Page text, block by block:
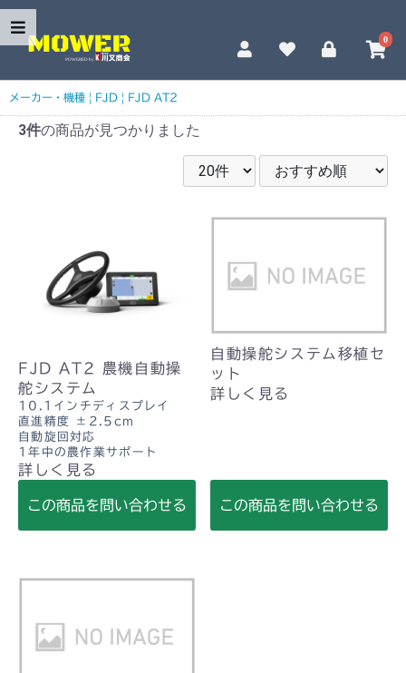
0
メーカー・機種 | FJD | FJD AT2
3件の商品が見つかりました
FJD AT2 農機自動操
舵システム
10.1インチディスプレイ
直進精度 ±2.5cm
自動旋回対応
1年中の農作業サポート
詳しく見る
この商品を問い合わせる
自動操舵システム移植セ
ット
詳しく見る
この商品を問い合わせる